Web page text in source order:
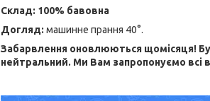
Склад: 100% бавовна
Догляд: машинне прання 40°.
Забарвлення оновлюються щомісяця!
нейтральний. Ми Вам запропонуємо всі